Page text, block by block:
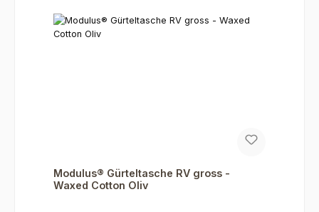
Modulus® Gürteltasche RV gross -
Waxed Cotton Oliv